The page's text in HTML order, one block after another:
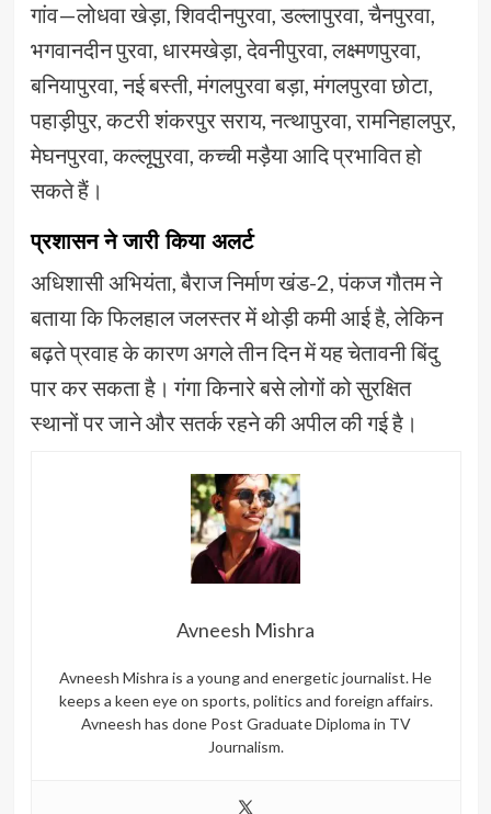
गांव—लोधवा खेड़ा, शिवदीनपुरवा, डल्लापुरवा, चैनपुरवा,
भगवानदीन पुरवा, धारमखेड़ा, देवनीपुरवा, लक्ष्मणपुरवा,
बनियापुरवा, नई बस्ती, मंगलपुरवा बड़ा, मंगलपुरवा छोटा,
पहाड़ीपुर, कटरी शंकरपुर सराय, नत्थापुरवा, रामनिहालपुर,
मेघनपुरवा, कल्लूपुरवा, कच्ची मड़ैया आदि प्रभावित हो
सकते हैं।
प्रशासन ने जारी किया अलर्ट
अधिशासी अभियंता, बैराज निर्माण खंड-2, पंकज गौतम ने
बताया कि फिलहाल जलस्तर में थोड़ी कमी आई है, लेकिन
बढ़ते प्रवाह के कारण अगले तीन दिन में यह चेतावनी बिंदु
पार कर सकता है। गंगा किनारे बसे लोगों को सुरक्षित
स्थानों पर जाने और सतर्क रहने की अपील की गई है।
Avneesh Mishra
Avneesh Mishra is a young and energetic journalist. He
keeps a keen eye on sports, politics and foreign affairs.
Avneesh has done Post Graduate Diploma in TV
Journalism.